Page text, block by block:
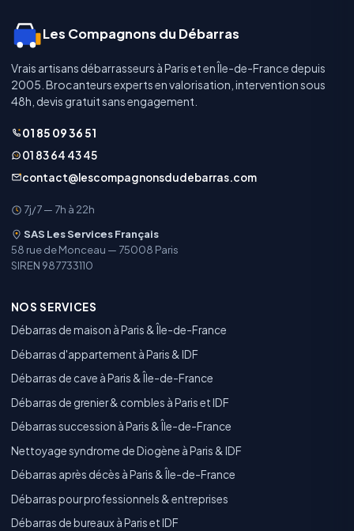
Les Compagnons du Débarras
Vrais artisans débarrasseurs à Paris et en Île-de-France depuis
2005. Brocanteurs experts en valorisation, intervention sous
48h, devis gratuit sans engagement.
01 85 09 36 51
01 83 64 43 45
contact@lescompagnonsdudebarras.com
7j/7 — 7h à 22h
SAS Les Services Français
58 rue de Monceau — 75008 Paris
SIREN 987733110
NOS SERVICES
Débarras de maison à Paris & Île-de-France
Débarras d'appartement à Paris & IDF
Débarras de cave à Paris & Île-de-France
Débarras de grenier & combles à Paris et IDF
Débarras succession à Paris & Île-de-France
Nettoyage syndrome de Diogène à Paris & IDF
Débarras après décès à Paris & Île-de-France
Débarras pour professionnels & entreprises
Débarras de bureaux à Paris et IDF